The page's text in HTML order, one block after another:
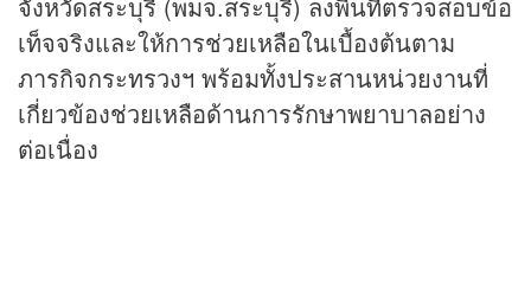
เท็จจริงและให้การช่วยเหลือในเบื้องต้นตาม
ภารกิจกระทรวงฯ พร้อมทั้งประสานหน่วยงานที่
เกี่ยวข้องช่วยเหลือด้านการรักษาพยาบาลอย่าง
ต่อเนื่อง